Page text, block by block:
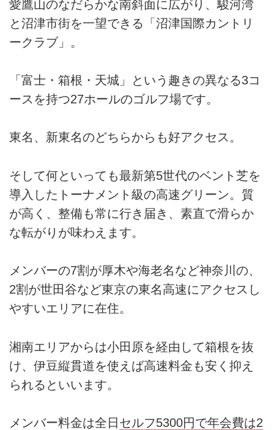
愛鷹山のなだらかな南斜面に広がり、駿河湾
と沼津市街を一望できる「沼津国際カントリ
ークラブ」。
「富士・箱根・天城」という趣きの異なる3コ
ースを持つ27ホールのゴルフ場です。
東名、新東名のどちらからも好アクセス。
そして何といっても最新第5世代のベント芝を
導入したトーナメント級の高速グリーン。質
が高く、整備も常に行き届き、素直で滑らか
な転がりが味わえます。
メンバーの7割が厚木や海老名など神奈川の、
2割が世田谷など東京の東名高速にアクセスし
やすいエリアに在住。
湘南エリアからは小田原を経由して箱根を抜
け、伊豆縦貫道を使えば高速料金も安く抑え
られるといいます。
メンバー料金は全日 セルフ5300円で年会費は2